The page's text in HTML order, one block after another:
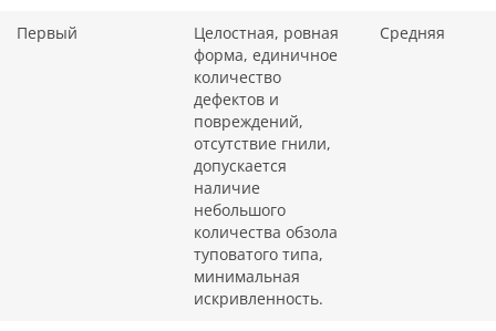
Первый
Целостная, ровная
форма, единичное
количество
дефектов и
повреждений,
отсутствие гнили,
допускается
наличие
небольшого
количества обзола
туповатого типа,
минимальная
искривленность.
Средняя